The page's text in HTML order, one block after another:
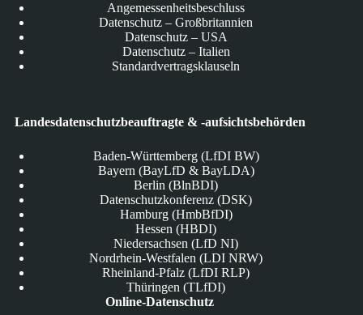
Angemessenheitsbeschluss
Datenschutz – Großbritannien
Datenschutz – USA
Datenschutz – Italien
Standardvertragsklauseln
Landesdatenschutzbeauftragte & -aufsichtsbehörden
Baden-Württemberg (LfDI BW)
Bayern (BayLfD & BayLDA)
Berlin (BlnBDI)
Datenschutzkonferenz (DSK)
Hamburg (HmbBfDI)
Hessen (HBDI)
Niedersachsen (LfD NI)
Nordrhein-Westfalen (LDI NRW)
Rheinland-Pfalz (LfDI RLP)
Thüringen (TLfDI)
Online-Datenschutz